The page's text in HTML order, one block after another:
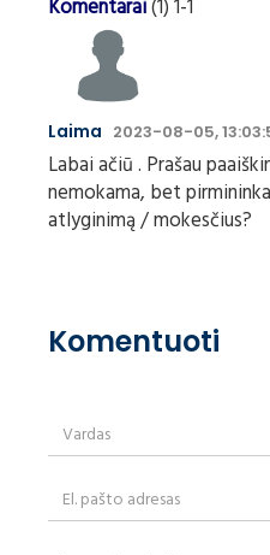
Komentarai(1) 1-1
Laima 2023-08-05,
Labai ačiū . Prašau
nemokama, bet
atlyginimą / mokesčius?
Komentuoti